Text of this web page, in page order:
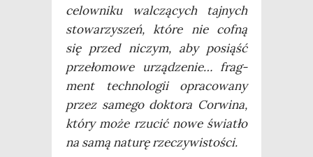
celow­ni­ku wal­czą­cych taj­nych
sto­wa­rzy­szeń, któ­re nie cof­ną
się przed niczym, aby posiąść
prze­ło­mo­we urzą­dze­nie… frag­
ment tech­no­lo­gii opra­co­wa­ny
przez same­go dok­to­ra Cor­wi­na,
któ­ry może rzu­cić nowe świa­tło
na samą natu­rę rzeczywistości.